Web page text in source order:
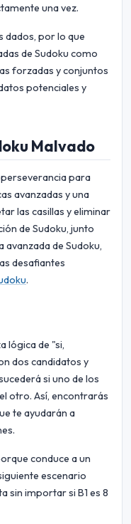
una vez.
dados, por lo que
de Sudoku como
forzadas y conjuntos
potenciales y
Malvado
perseverancia para
avanzadas y una
las casillas y eliminar
de Sudoku, junto
avanzada de Sudoku,
desafiantes
.
lógica de "si,
dos candidatos y
si uno de los
otro. Así, encontrarás
te ayudarán a
conduce a un
escenario
sin importar si B1 es 8